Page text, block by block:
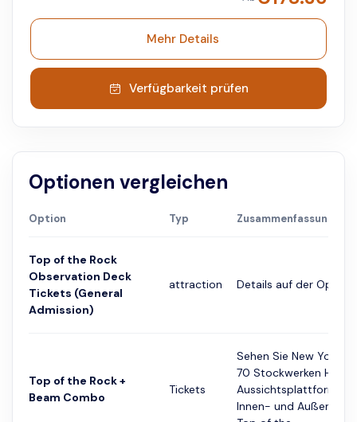
Mehr Details
Verfügbarkeit prüfen
Optionen vergleichen
Option Typ Zusammenfassung
Top of the Rock
Observation Deck
Tickets (General
Admission)
attraction Details auf der
Top of the Rock +
Beam Combo
Tickets
Sehen Sie New York
70 Stockwerken Höhe
Aussichtsplattformen
Innen- und